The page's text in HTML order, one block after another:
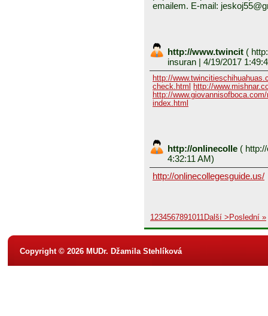
emailem. E-mail:
http://www.twincit (
insuran | 4/19/2017
http://
check.html
http://
http://
index.html
http://onlinecolle (
4:32:11 AM)
http://onlinecollegesguide.us/
1234567891011Další > Poslední »
Copyright © 2026 MUDr. Džamila Stehlíková